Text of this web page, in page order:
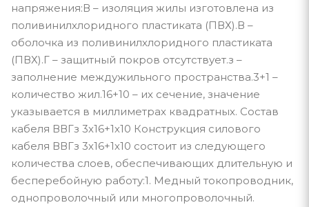
напряжения:В – изоляция жилы изготовлена из
поливинилхлоридного пластиката (ПВХ).В –
оболочка из поливинилхлоридного пластиката
(ПВХ).Г – защитный покров отсутствует.з –
заполнение междужильного пространства.3+1 –
количество жил.16+10 – их сечение, значение
указывается в миллиметрах квадратных. Состав
кабеля ВВГз 3х16+1х10 Конструкция силового
кабеля ВВГз 3х16+1х10 состоит из следующего
количества слоев, обеспечивающих длительную и
бесперебойную работу:1. Медный токопроводник,
однопроволочный или многопроволочный.